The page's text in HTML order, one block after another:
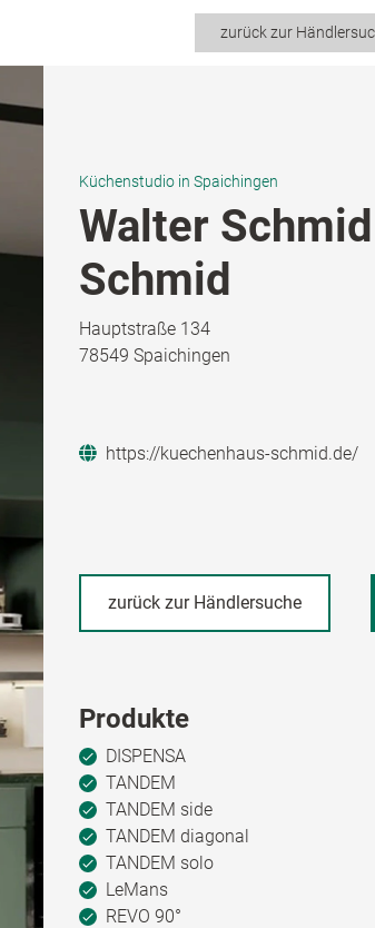
zurück zur
Küchenstudio in Spaichingen
Walter
Schmid
Hauptstraße 134
78549 Spaichingen
https://kuechenhaus-schmid.de/
zurück zur Händlersuche
Produkte
DISPENSA
TANDEM
TANDEM side
TANDEM diagonal
TANDEM solo
LeMans
REVO 90°